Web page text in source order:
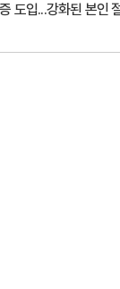
도입...강화된 본인